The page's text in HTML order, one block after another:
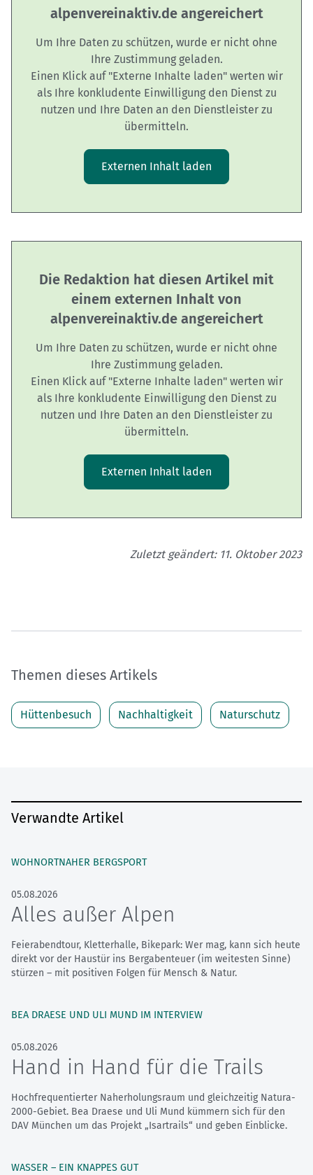
alpenvereinaktiv.de angereichert
Um Ihre Daten zu schützen, wurde er nicht ohne
Ihre Zustimmung geladen.
Einen Klick auf "Externe Inhalte laden" werten wir
als Ihre konkludente Einwilligung den Dienst zu
nutzen und Ihre Daten an den Dienstleister zu
übermitteln.
Externen Inhalt laden
Die Redaktion hat diesen Artikel mit
einem externen Inhalt von
alpenvereinaktiv.de angereichert
Um Ihre Daten zu schützen, wurde er nicht ohne
Ihre Zustimmung geladen.
Einen Klick auf "Externe Inhalte laden" werten wir
als Ihre konkludente Einwilligung den Dienst zu
nutzen und Ihre Daten an den Dienstleister zu
übermitteln.
Externen Inhalt laden
Zuletzt geändert: 11. Oktober 2023
Themen dieses Artikels
Hüttenbesuch Nachhaltigkeit Naturschutz
Verwandte Artikel
WOHNORTNAHER BERGSPORT
05.08.2026
Alles außer Alpen
Feierabendtour, Kletterhalle, Bikepark: Wer mag, kann sich heute
direkt vor der Haustür ins Bergabenteuer (im weitesten Sinne)
stürzen – mit positiven Folgen für Mensch & Natur.
BEA DRAESE UND ULI MUND IM INTERVIEW
05.08.2026
Hand in Hand für die Trails
Hochfrequentierter Naherholungsraum und gleichzeitig Natura-
2000-Gebiet. Bea Draese und Uli Mund kümmern sich für den
DAV München um das Projekt „Isartrails“ und geben Einblicke.
WASSER – EIN KNAPPES GUT